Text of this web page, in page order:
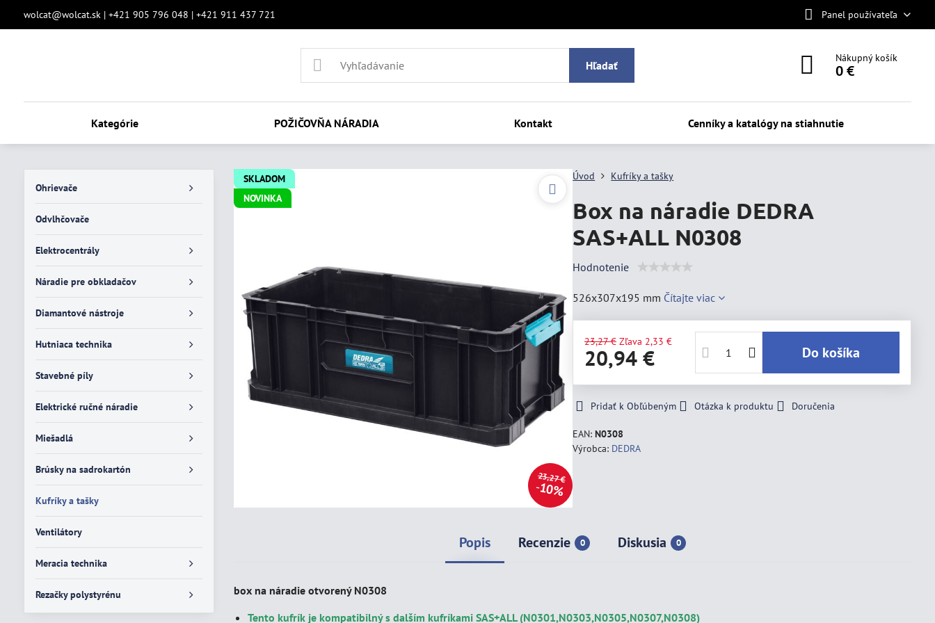
wolcat@wolcat.sk | +421 905 796 048 | +421 911 437 721 Panel používateľa
Hľadať
Nákupný košík
0 €
Kategórie POŽIČOVŇA NÁRADIA Kontakt Cenníky a katalógy na stiahnutie
SKLADOM
NOVINKA
23,27 €
10%
Úvod Kufríky a tašky
Box na náradie DEDRA
SAS+ALL N0308
Hodnotenie
526x307x195 mm Čítajte viac
23,27 € Zľava 2,33 €
20,94 € Do košíka
Pridať k Obľúbeným Otázka k produktu Doručenia
EAN:N0308
Výrobca: DEDRA
Popis Recenzie 0 Diskusia 0
box na náradie otvorený N0308
Tento kufrík je kompatibilný s dalším kufríkami SAS+ALL (N0301,N0303,N0305,N0307,N0308)
Ohrievače
Odvlhčovače
Elektrocentrály
Náradie pre obkladačov
Diamantové nástroje
Hutniaca technika
Stavebné píly
Elektrické ručné náradie
Miešadlá
Brúsky na sadrokartón
Kufríky a tašky
Ventilátory
Meracia technika
Rezačky polystyrénu